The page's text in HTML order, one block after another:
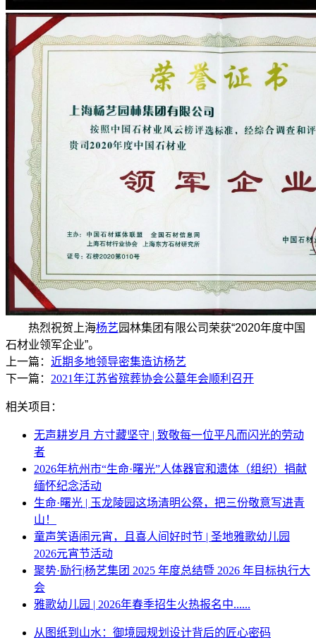
热烈祝贺上海杨艺 园林集团有限公司荣获“2020年度中国
石材业领军企业”。
上一篇： 近期多地领导密集造访杨艺
下一篇： 2021年江苏省殡葬协会公墓年会顺利召开
相关项目：
无声耕岁月 方寸藏坚守 | 致敬每一位平凡而闪光的劳动
者
2026年杭州市“生命·曙光”人体器官和遗体（组织）捐献
缅怀纪念活动
生命·曙光 | 玉龙陵园这场清明公祭，把三份敬意写进青
山！
童声笑语闹元宵，且喜人间好时节 | 圣地雅歌幼儿园
2026元宵节活动
聚势·励行|杨艺集团 2025 年度总结暨 2026 年目标执行大
会
雅歌幼儿园 | 2026年春季招生火热报名中......
从图纸到山水：御境园规划设计背后的匠心密码